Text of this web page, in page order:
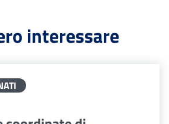
interessare